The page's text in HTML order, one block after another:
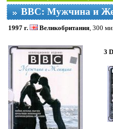
BBC: Мужчина и
1997 г. Великобритания, 300
3